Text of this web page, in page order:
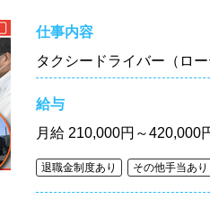
仕事内容
タクシードライバー（ロー
給与
月給 210,000円～420,000
退職金制度あり その他手当あり